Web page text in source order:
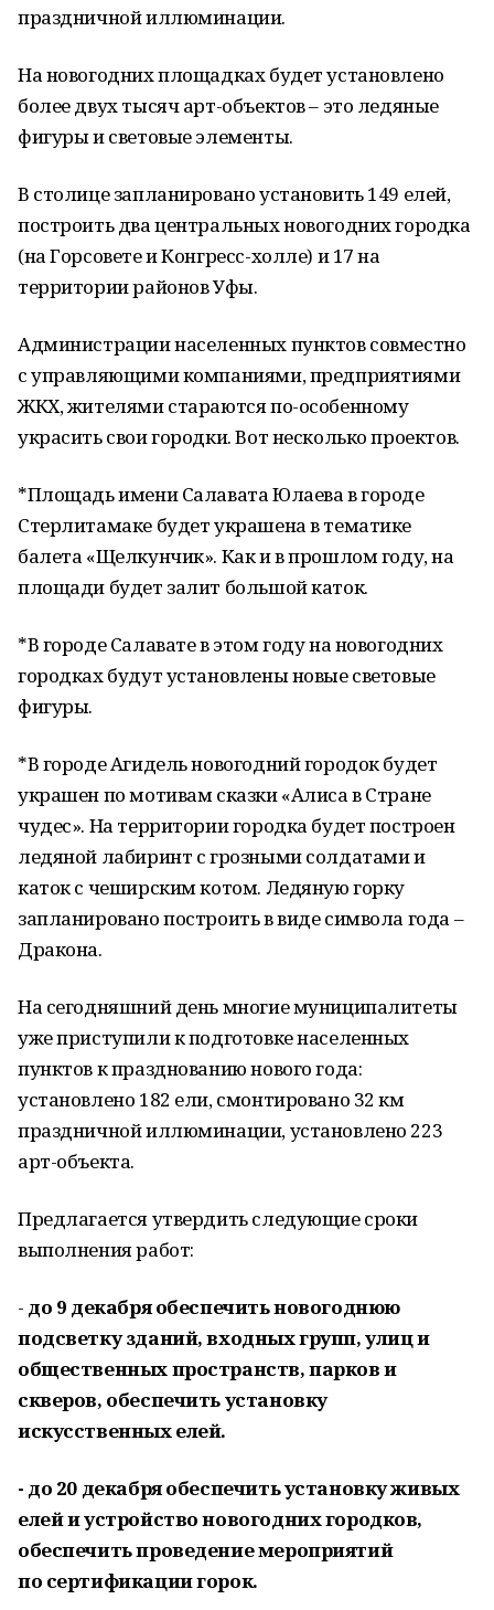
праздничной иллюминации.
На новогодних площадках будет установлено
более двух тысяч арт-объектов – это ледяные
фигуры и световые элементы.
В столице запланировано установить 149 елей,
построить два центральных новогодних городка
(на Горсовете и Конгресс-холле) и 17 на
территории районов Уфы.
Администрации населенных пунктов совместно
с управляющими компаниями, предприятиями
ЖКХ, жителями стараются по-особенному
украсить свои городки. Вот несколько проектов.
*Площадь имени Салавата Юлаева в городе
Стерлитамаке будет украшена в тематике
балета «Щелкунчик». Как и в прошлом году, на
площади будет залит большой каток.
*В городе Салавате в этом году на новогодних
городках будут установлены новые световые
фигуры.
*В городе Агидель новогодний городок будет
украшен по мотивам сказки «Алиса в Стране
чудес». На территории городка будет построен
ледяной лабиринт с грозными солдатами и
каток с чеширским котом. Ледяную горку
запланировано построить в виде символа года –
Дракона.
На сегодняшний день многие муниципалитеты
уже приступили к подготовке населенных
пунктов к празднованию нового года:
установлено 182 ели, смонтировано 32 км
праздничной иллюминации, установлено 223
арт-объекта.
Предлагается утвердить следующие сроки
выполнения работ:
- до 9 декабря обеспечить новогоднюю
подсветку зданий, входных групп, улиц и
общественных пространств, парков и
скверов, обеспечить установку
искусственных елей.
- до 20 декабря обеспечить установку живых
елей и устройство новогодних городков,
обеспечить проведение мероприятий
по сертификации горок.